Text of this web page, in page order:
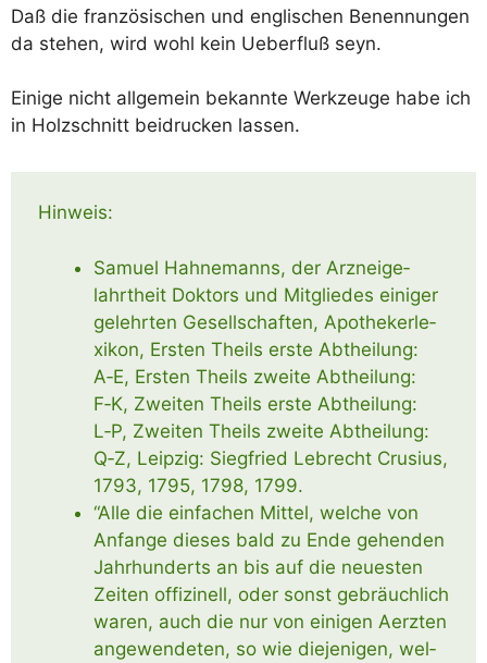
Daß die fran­zö­si­schen und eng­li­schen Benen­nun­gen
da ste­hen, wird wohl kein Ueber­fluß seyn.
Eini­ge nicht all­ge­mein bekann­te Werk­zeu­ge habe ich
in Holz­schnitt bei­dru­cken lassen.
Hinweis:
Samu­el Hah­ne­manns, der Arz­nei­ge­
lahrt­heit Dok­tors und Mit­glie­des eini­ger
gelehr­ten Gesell­schaf­ten, Apo­the­ker­le­
xi­kon, Ers­ten Theils ers­te Abt­hei­lung:
A‑E, Ers­ten Theils zwei­te Abt­hei­lung:
F‑K, Zwei­ten Theils ers­te Abt­hei­lung:
L‑P, Zwei­ten Theils zwei­te Abt­hei­lung:
Q‑Z, Leip­zig: Sieg­fried Lebrecht Cru­si­us,
1793, 1795, 1798, 1799.
“Alle die ein­fa­chen Mit­tel, wel­che von
Anfan­ge die­ses bald zu Ende gehen­den
Jahr­hun­derts an bis auf die neu­es­ten
Zei­ten offi­zi­nell, oder sonst gebräuch­lich
waren, auch die nur von eini­gen Aerz­ten
ange­wen­de­ten, so wie die­je­ni­gen, wel­